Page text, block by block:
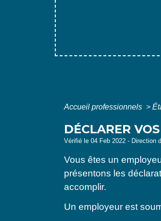
Accueil professionnels >
DÉCLARER
Vérifié le 04 Feb 2022 - Direction
Vous êtes un
présentons les
accomplir.
Un employeur est